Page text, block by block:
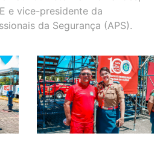
e vice-presidente da
da Segurança (APS).